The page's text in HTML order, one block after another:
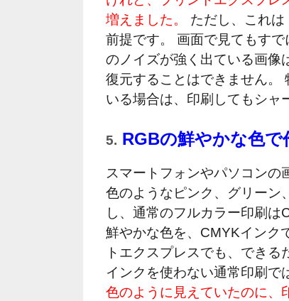
増えました。
ただし、これ
前提です。 画面で見てもす
のノイズが強く出ている画像
復元することはできません。
いる場合は、印刷してもシャ
5. RGBの鮮やかな色で
スマートフォンやパソコンの
色のようなピンク、グリーン
し、通常のフルカラー印刷
鮮やかな色を、CMYKインク
トエクスプレスでも、でき
インクを使わない通常印刷で
色のように見えていたのに、